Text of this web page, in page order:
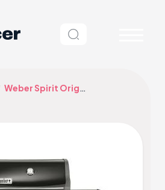
Weber Spirit Original E-310 Gasgrill